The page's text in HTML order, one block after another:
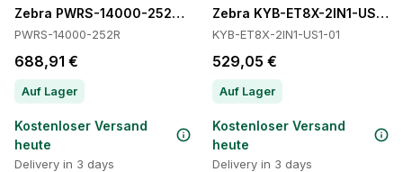
Zebra PWRS-14000-252R Power Supply
PWRS-14000-252R
688,91 €
Auf Lager
Kostenloser Versand
heute
Delivery in 3 days
Zebra KYB-ET8X-2IN1-US1-
KYB-ET8X-2IN1-US1-01
529,05 €
Auf Lager
Kostenloser Versand
heute
Delivery in 3 days